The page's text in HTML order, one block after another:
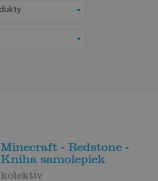
Minecraft - Redstone -
Kniha samolepiek
kolektiv